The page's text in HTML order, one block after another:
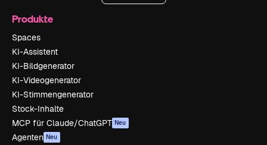
Produkte
Spaces
KI-Assistent
KI-Bildgenerator
KI-Videogenerator
KI-Stimmengenerator
Stock-Inhalte
MCP für Claude/ChatGPT Neu
Agenten Neu